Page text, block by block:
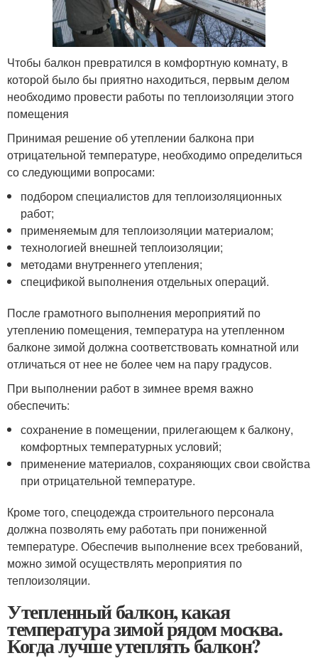
Чтобы балкон превратился в комфортную комнату, в
которой было бы приятно находиться, первым делом
необходимо провести работы по теплоизоляции этого
помещения
Принимая решение об утеплении балкона при
отрицательной температуре, необходимо определиться
со следующими вопросами:
подбором специалистов для теплоизоляционных
работ;
применяемым для теплоизоляции материалом;
технологией внешней теплоизоляции;
методами внутреннего утепления;
спецификой выполнения отдельных операций.
После грамотного выполнения мероприятий по
утеплению помещения, температура на утепленном
балконе зимой должна соответствовать комнатной или
отличаться от нее не более чем на пару градусов.
При выполнении работ в зимнее время важно
обеспечить:
сохранение в помещении, прилегающем к балкону,
комфортных температурных условий;
применение материалов, сохраняющих свои свойства
при отрицательной температуре.
Кроме того, спецодежда строительного персонала
должна позволять ему работать при пониженной
температуре. Обеспечив выполнение всех требований,
можно зимой осуществлять мероприятия по
теплоизоляции.
Утепленный балкон, какая
температура зимой рядом москва.
Когда лучше утеплять балкон?